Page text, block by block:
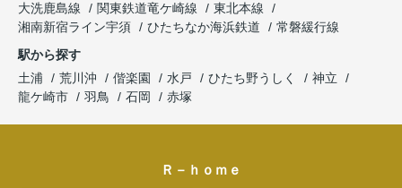
大洗鹿島線
関東鉄道竜ケ崎線
東北本線
湘南新宿ライン宇須
ひたちなか海浜鉄道
常磐緩行線
駅から探す
土浦
荒川沖 偕楽園 水戸 ひたち野うしく
神立
龍ケ崎市
羽鳥 石岡 赤塚
Ｒ－ｈｏｍｅ